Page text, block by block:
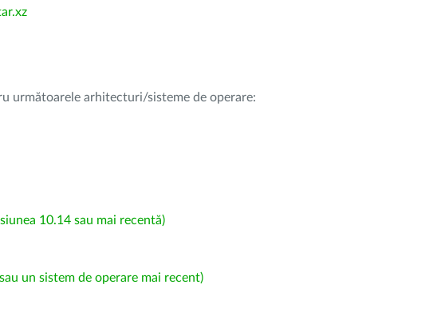
următoarele arhitecturi/sisteme de operare:
10.14 sau mai recentă)
un sistem de operare mai recent)